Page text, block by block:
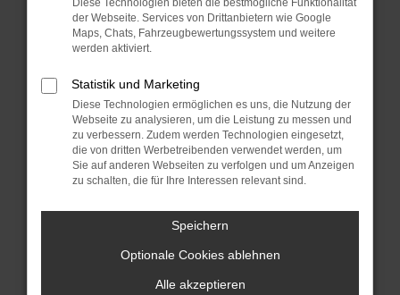
Das kann manchmal helfen, vorübergehende
Probleme zu beheben.
Betriebssystem auf dem neuesten Stand
sind.
Veraltete Software birgt nicht nur ein
Sicherheitsrisiko, sondern kann auch dazu
führen, dass bestimmte Funktionen nicht mehr
unterstützt werden.
Wenn du alle oben genannten Schritte versucht
versuchen, das Problem zu beheben. Du kannst
uns diesen Text schicken, um uns bei der
Diese Technologien bieten die bestmögliche Funktionalität
der Webseite. Services von Drittanbietern wie Google
Maps, Chats, Fahrzeugbewertungssystem und weitere
werden aktiviert.
Statistik und Marketing
Diese Technologien ermöglichen es uns, die Nutzung der
Webseite zu analysieren, um die Leistung zu messen und
zu verbessern. Zudem werden Technologien eingesetzt,
die von dritten Werbetreibenden verwendet werden, um
Sie auf anderen Webseiten zu verfolgen und um Anzeigen
zu schalten, die für Ihre Interessen relevant sind.
Speichern
Optionale Cookies ablehnen
Alle akzeptieren